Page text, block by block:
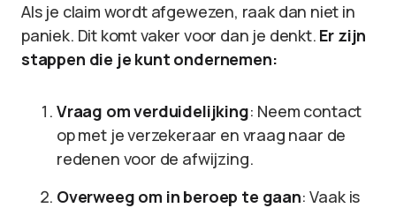
Als je claim wordt afgewezen, raak dan niet in
paniek. Dit komt vaker voor dan je denkt. Er zijn
stappen die je kunt ondernemen:
Vraag om verduidelijking: Neem contact
op met je verzekeraar en vraag naar de
redenen voor de afwijzing.
Overweeg om in beroep te gaan: Vaak is